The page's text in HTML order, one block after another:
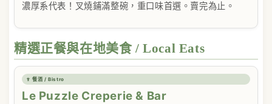
濃厚系代表！叉燒鋪滿整碗，重口味首選。賣完為止。
精選正餐與在地美食 / Local Eats
🍷 餐酒 / Bistro
Le Puzzle Creperie & Bar